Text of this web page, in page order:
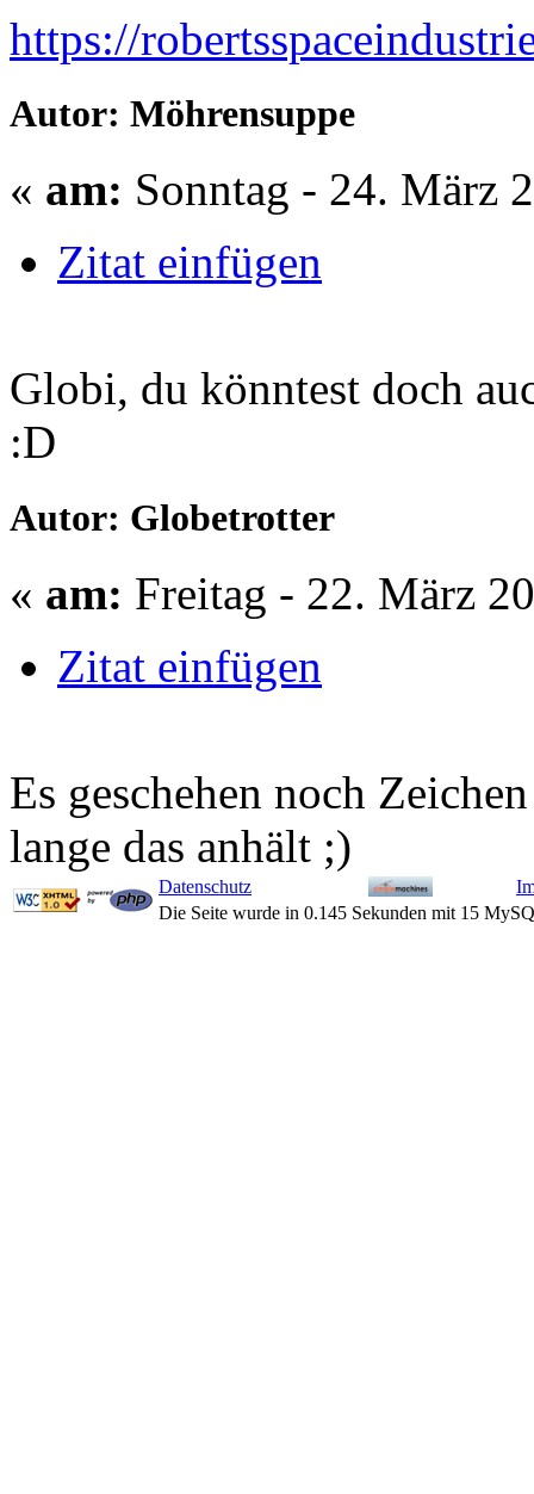
https://
Autor: Möhrensuppe
« am: Sonntag - 24. März
Zitat einfügen
Globi, du könntest doch
:D
Autor: Globetrotter
« am: Freitag - 22. März
Zitat einfügen
Es geschehen noch
lange das anhält ;)
Datenschutz
Die Seite wurde in 0.145 Sekunden mit 15